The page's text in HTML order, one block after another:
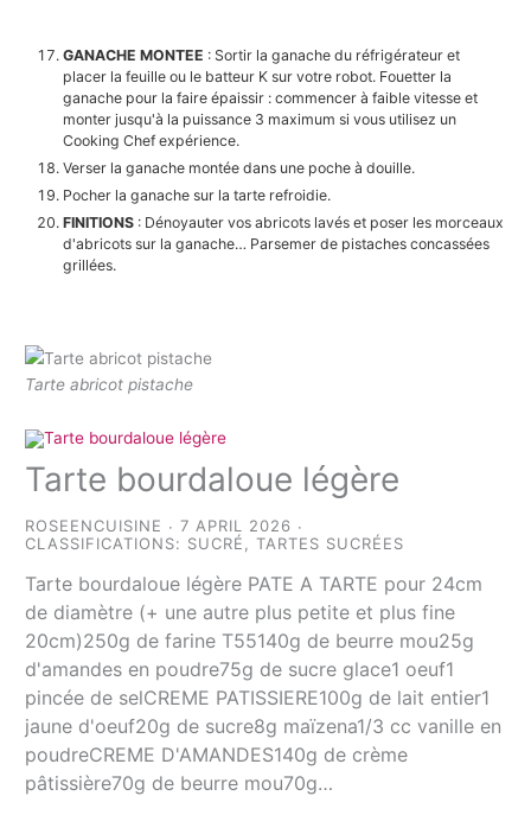
GANACHE MONTEE : Sortir la ganache du réfrigérateur et
placer la feuille ou le batteur K sur votre robot. Fouetter la
ganache pour la faire épaissir : commencer à faible vitesse et
monter jusqu'à la puissance 3 maximum si vous utilisez un
Cooking Chef expérience.
Verser la ganache montée dans une poche à douille.
Pocher la ganache sur la tarte refroidie.
FINITIONS : Dénoyauter vos abricots lavés et poser les morceaux
d'abricots sur la ganache… Parsemer de pistaches concassées
grillées.
Tarte abricot pistache
Tarte bourdaloue légère
ROSEENCUISINE
7 APRIL 2026
CLASSIFICATIONS: SUCRÉ ,TARTES SUCRÉES
Tarte bourdaloue légère PATE A TARTE pour 24cm
de diamètre (+ une autre plus petite et plus fine
20cm)250g de farine T55140g de beurre mou25g
d'amandes en poudre75g de sucre glace1 oeuf1
pincée de selCREME PATISSIERE100g de lait entier1
jaune d'oeuf20g de sucre8g maïzena1/3 cc vanille en
poudreCREME D'AMANDES140g de crème
pâtissière70g de beurre mou70g…